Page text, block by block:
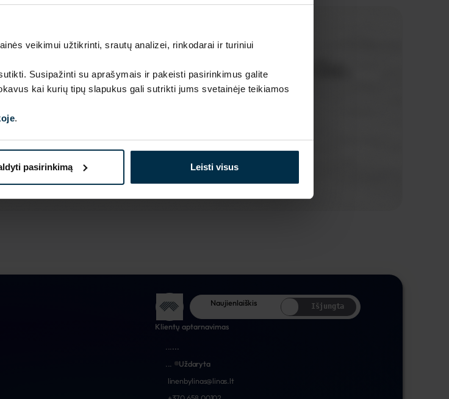
veikimui užtikrinti, srautų analizei, rinkodarai ir turiniui
Susipažinti su aprašymais ir pakeisti pasirinkimus galite
kai kurių tipų slapukus gali sutrikti jums svetainėje teikiamos
.
pasirinkimą Leisti visus
apie mus
Naujienlaiškis Išjungta
Klientų aptarnavimas
...
Uždaryta
linenbylinas@linas.lt